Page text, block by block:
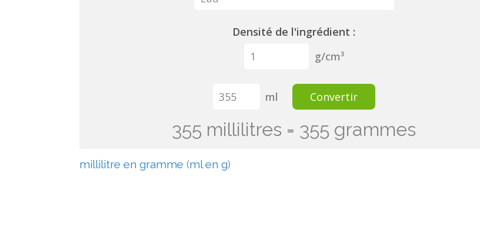
Densité de l'ingrédient :
g/cm³
ml Convertir
355 millilitres = 355 grammes
millilitre en gramme (ml en g)